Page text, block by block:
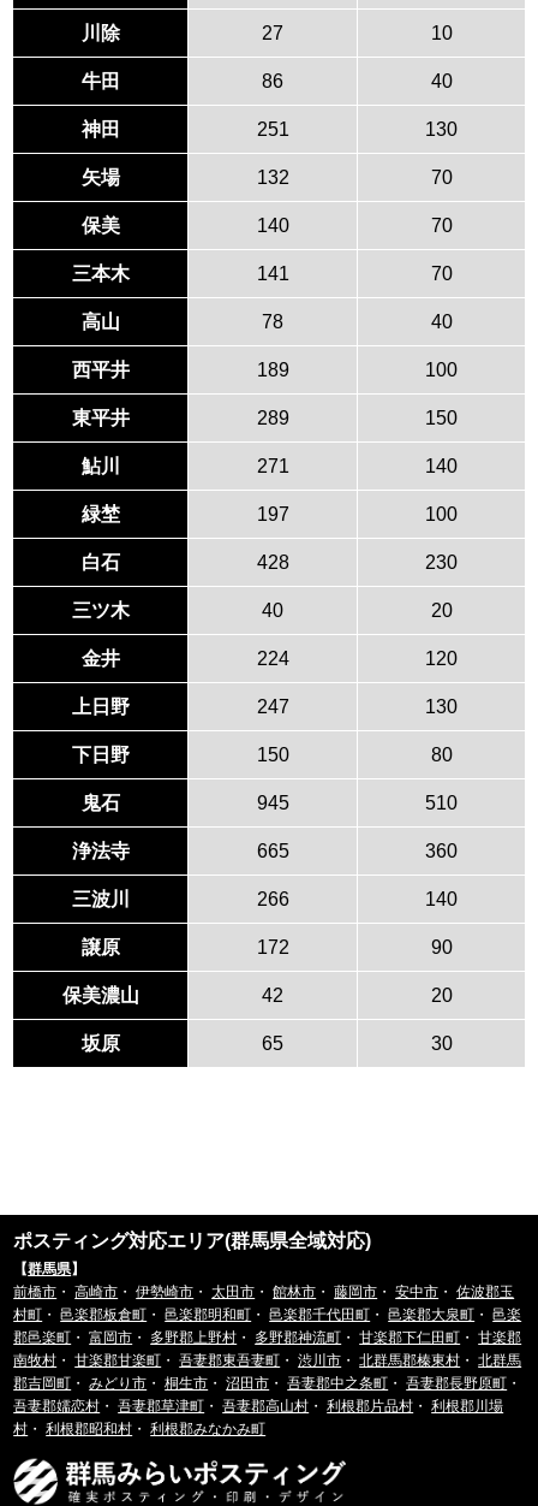
川除 27 10
牛田 86 40
神田 251 130
矢場 132 70
保美 140 70
三本木 141 70
高山 78 40
西平井 189 100
東平井 289 150
鮎川 271 140
緑埜 197 100
白石 428 230
三ツ木 40 20
金井 224 120
上日野 247 130
下日野 150 80
鬼石 945 510
浄法寺 665 360
三波川 266 140
譲原 172 90
保美濃山 42 20
坂原 65 30
ポスティング対応エリア(群馬県全域対応)
【群馬県】
前橋市 ・高崎市 ・伊勢崎市 ・太田市 ・館林市 ・藤岡市 ・安中市 ・佐波郡玉
村町 ・邑楽郡板倉町 ・邑楽郡明和町 ・邑楽郡千代田町 ・邑楽郡大泉町 ・邑楽
郡邑楽町 ・富岡市 ・ 多野郡上野村 ・ 多野郡神流町 ・甘楽郡下仁田町 ・甘楽郡
南牧村 ・甘楽郡甘楽町 ・吾妻郡東吾妻町 ・渋川市 ・北群馬郡榛東村 ・北群馬
郡吉岡町 ・みどり市 ・桐生市 ・沼田市 ・吾妻郡中之条町 ・吾妻郡長野原町 ・
吾妻郡嬬恋村 ・吾妻郡草津町 ・吾妻郡高山村 ・利根郡片品村 ・利根郡川場
村 ・利根郡昭和村 ・利根郡みなかみ町